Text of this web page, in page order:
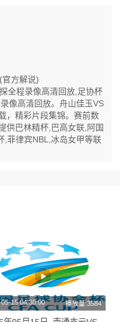
官方解说)
全程录像高清回放,足协杯
像高清回放。舟山佳玉VS
，精彩片段集锦。赛前数
供巴林精杯,巴高女联,阿国
,菲律宾NBL,冰岛女甲等联
15 04:30:00 播放量:3584